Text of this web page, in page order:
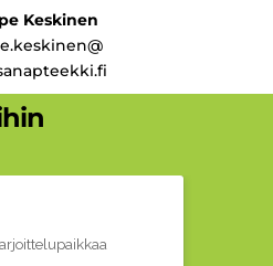
Keskinen